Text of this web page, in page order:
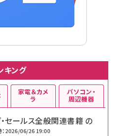
ング
セールス全般関連書籍 の
：2026/06/26 19:00
家電＆カメ
ラ
パソコン・
周辺機器